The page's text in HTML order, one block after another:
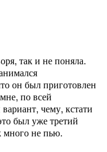
так и не поняла.
он был приготовлен
по всей
чему, кстати
был уже третий
много не пью.